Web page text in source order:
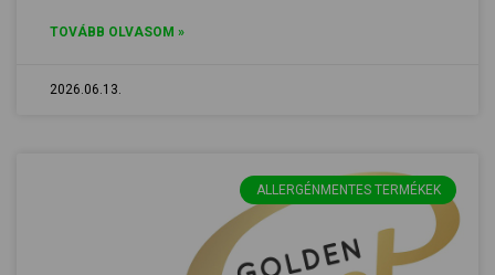
TOVÁBB OLVASOM »
2026.06.13.
ALLERGÉNMENTES TERMÉKEK